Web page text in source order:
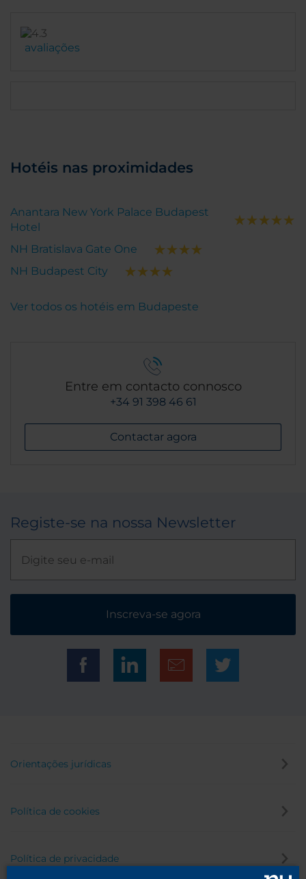
avaliações
Hotéis nas proximidades
Anantara New York Palace Budapest
Hotel
NH Bratislava Gate One
NH Budapest City
Ver todos os hotéis em Budapeste
Entre em contacto connosco
+34 91 398 46 61
Contactar agora
Registe-se na nossa Newsletter
Inscreva-se agora
Orientações jurídicas
Política de cookies
Política de privacidade